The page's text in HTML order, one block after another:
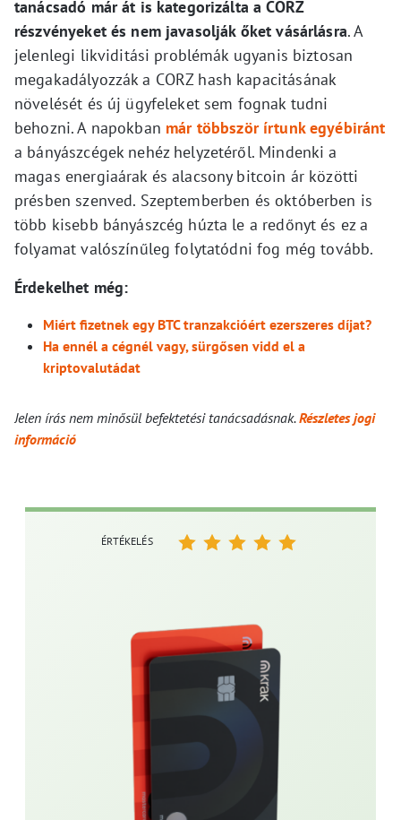
tanácsadó már át is kategorizálta a CORZ
részvényeket és nem javasolják őket vásárlásra. A
jelenlegi likviditási problémák ugyanis biztosan
megakadályozzák a CORZ hash kapacitásának
növelését és új ügyfeleket sem fognak tudni
behozni. A napokban már többször írtunk egyébiránt
a bányászcégek nehéz helyzetéről. Mindenki a
magas energiaárak és alacsony bitcoin ár közötti
présben szenved. Szeptemberben és októberben is
több kisebb bányászcég húzta le a redőnyt és ez a
folyamat valószínűleg folytatódni fog még tovább.
Érdekelhet még:
Miért fizetnek egy BTC tranzakcióért ezerszeres díjat?
Ha ennél a cégnél vagy, sürgősen vidd el a
kriptovalutádat
Jelen írás nem minősül befektetési tanácsadásnak.Részletes jogi
információ
ÉRTÉKELÉS